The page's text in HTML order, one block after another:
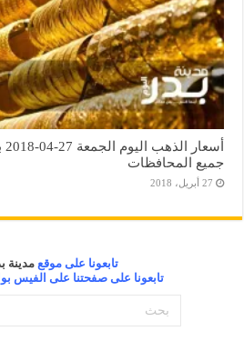
جميع المحافظات
27 أبريل، 2018
تابعونا على موقع مدينة
تابعونا على صفحتنا على الفيس